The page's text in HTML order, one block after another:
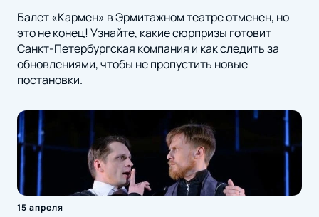
Балет «Кармен» в Эрмитажном театре отменен, но
это не конец! Узнайте, какие сюрпризы готовит
Санкт-Петербургская компания и как следить за
обновлениями, чтобы не пропустить новые
постановки.
15 апреля